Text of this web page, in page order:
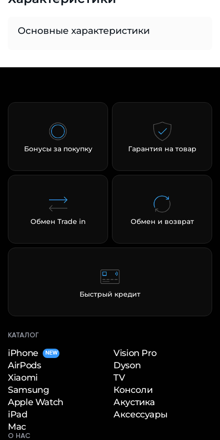
Основные характеристики
Бонусы за покупку Гарантия на товар
Обмен Trade in Обмен и возврат
Быстрый кредит
КАТАЛОГ
iPhone NEW
AirPods
Xiaomi
Samsung
Apple Watch
iPad
Mac
Vision Pro
Dyson
TV
Консоли
Акустика
Аксессуары
О НАС